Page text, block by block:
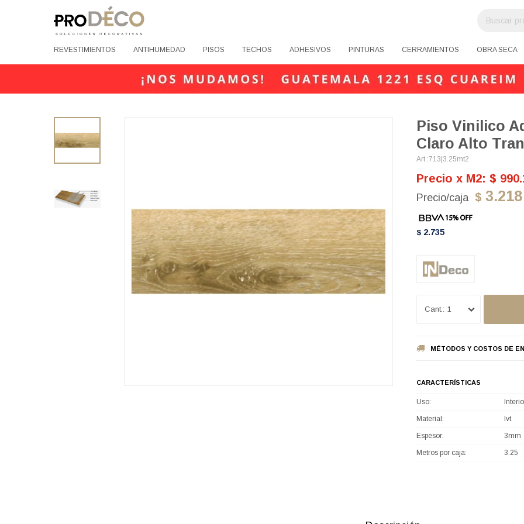
REVESTIMIENTOS ANTIHUMEDAD PISOS TECHOS ADHESIVOS PINTURAS CERRAMIENTOS OBRA SECA
Piso Vinilico
Claro Alto
713|3.25mt2
Precio x M2: $
$ 3.218
$ 2.735
1
MÉTODOS Y COSTOS DE
CARACTERÍSTICAS
Uso
Material lvt
Espesor 3mm
Metros por caja 3.25